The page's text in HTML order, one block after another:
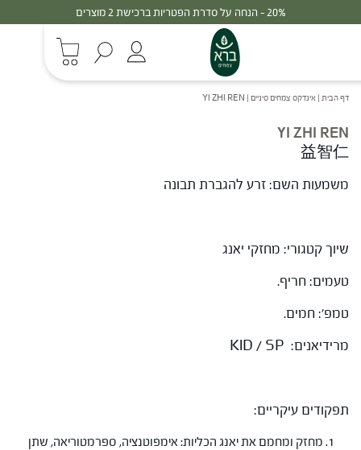
20% - הנחה על סדרת הפטריות ברכישת 2 מוצרים
דף הבית | אינדקס צמחים סיניים |
YI ZHI REN
YI ZHI REN
益智仁
משמעות השם: זרע להגברת תבונה
שיוך קטגורי: מחזקי יאנג
טעמים: חריף.
טמפ': חמים.
מרידיאנים: KID / SP
תפקודים עיקריים:
מחזק ומחמם את יאנג הכליות: אימפוטנציה, ספרמטוריאה, שתן